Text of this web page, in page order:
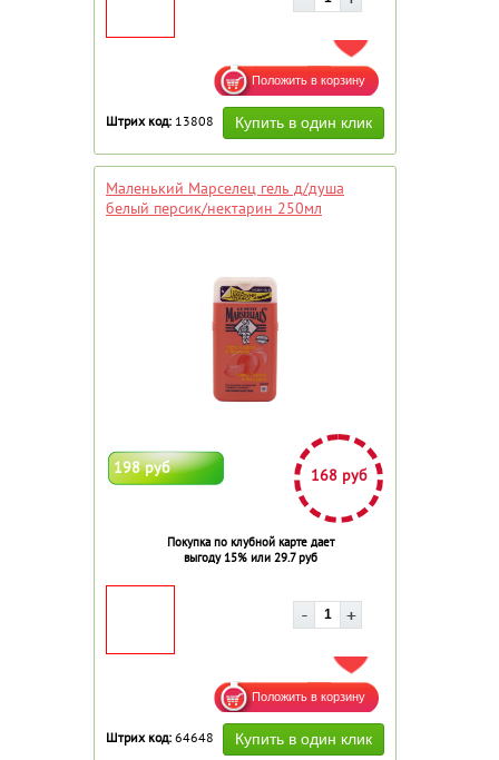
ДОБАВИТЬ В ИЗБРАННОЕ
Штрих код: 13808
Маленький Марселец гель д/душа
белый персик/нектарин 250мл
198 руб 168 руб
Покупка по клубной карте дает
выгоду 15% или 29.7 руб
ДОБАВИТЬ В ИЗБРАННОЕ
Штрих код: 64648